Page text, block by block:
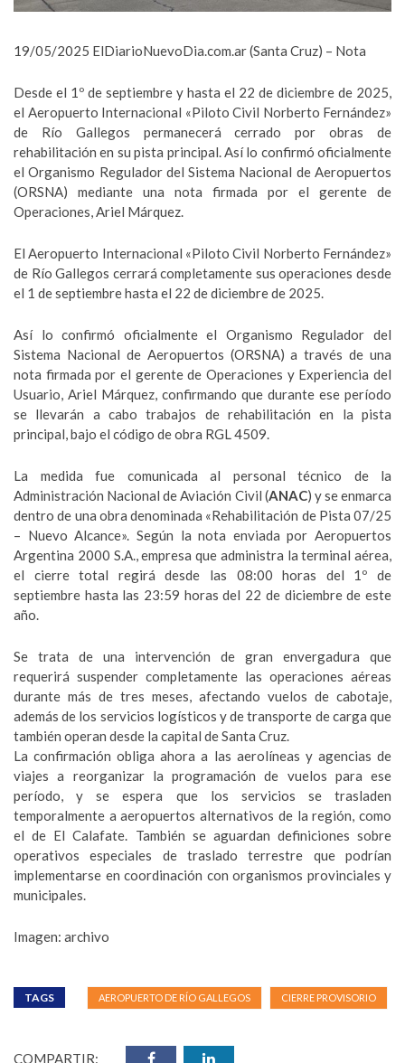
19/05/2025 ElDiarioNuevoDia.com.ar(Santa Cruz) – Nota
Desde el 1º de septiembre y hasta el 22 de diciembre de 2025,
el Aeropuerto Internacional «Piloto Civil Norberto Fernández»
de Río Gallegos permanecerá cerrado por obras de
rehabilitación en su pista principal. Así lo confirmó oficialmente
el Organismo Regulador del Sistema Nacional de Aeropuertos
(ORSNA) mediante una nota firmada por el gerente de
Operaciones, Ariel Márquez.
El Aeropuerto Internacional «Piloto Civil Norberto Fernández»
de Río Gallegos cerrará completamente sus operaciones desde
el 1 de septiembre hasta el 22 de diciembre de 2025.
Así lo confirmó oficialmente el Organismo Regulador del
Sistema Nacional de Aeropuertos (ORSNA) a través de una
nota firmada por el gerente de Operaciones y Experiencia del
Usuario, Ariel Márquez, confirmando que durante ese período
se llevarán a cabo trabajos de rehabilitación en la pista
principal, bajo el código de obra RGL 4509.
La medida fue comunicada al personal técnico de la
Administración Nacional de Aviación Civil (ANAC) y se enmarca
dentro de una obra denominada «Rehabilitación de Pista 07/25
– Nuevo Alcance». Según la nota enviada por Aeropuertos
Argentina 2000 S.A., empresa que administra la terminal aérea,
el cierre total regirá desde las 08:00 horas del 1º de
septiembre hasta las 23:59 horas del 22 de diciembre de este
año.
Se trata de una intervención de gran envergadura que
requerirá suspender completamente las operaciones aéreas
durante más de tres meses, afectando vuelos de cabotaje,
además de los servicios logísticos y de transporte de carga que
también operan desde la capital de Santa Cruz.
La confirmación obliga ahora a las aerolíneas y agencias de
viajes a reorganizar la programación de vuelos para ese
período, y se espera que los servicios se trasladen
temporalmente a aeropuertos alternativos de la región, como
el de El Calafate. También se aguardan definiciones sobre
operativos especiales de traslado terrestre que podrían
implementarse en coordinación con organismos provinciales y
municipales.
Imagen: archivo
TAGS AEROPUERTO DE RÍO GALLEGOS CIERRE PROVISORIO
COMPARTIR: